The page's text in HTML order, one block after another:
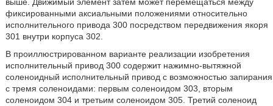
фиксированными аксиальными положениями относительно
исполнительного привода 300 посредством передвижения якоря
301 внутри корпуса 302.
В проиллюстрированном варианте реализации изобретения
исполнительный привод 300 содержит нажимно-вытяжной
соленоидный исполнительный привод с возможностью запирания
с тремя соленоидами: первым соленоидом 303, вторым
соленоидом 304 и третьим соленоидом 305. Третий соленоид